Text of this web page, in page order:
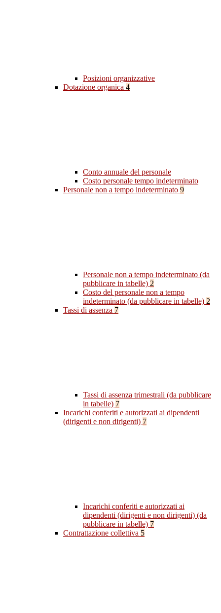
Posizioni organizzative
Dotazione organica 4
Conto annuale del personale
Costo personale tempo indeterminato
Personale non a tempo indeterminato 9
Personale non a tempo indeterminato (da
pubblicare in tabelle) 2
Costo del personale non a tempo
indeterminato (da pubblicare in tabelle) 2
Tassi di assenza 7
Tassi di assenza trimestrali (da pubblicare
in tabelle) 7
Incarichi conferiti e autorizzati ai dipendenti
(dirigenti e non dirigenti) 7
Incarichi conferiti e autorizzati ai
dipendenti (dirigenti e non dirigenti) (da
pubblicare in tabelle) 7
Contrattazione collettiva 5